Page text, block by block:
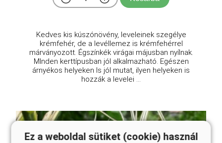
Kedves kis kúszónövény, leveleinek szegélye
krémfehér, de a levéllemez is krémfehérrel
márványozott. Égszínkék virágai májusban nyílnak.
MInden kerttípusban jól alkalmazható. Egészen
árnyékos helyeken ls jól mutat, ilyen helyeken is
hozzák a levelei ...
Ez a weboldal sütiket (cookie) használ